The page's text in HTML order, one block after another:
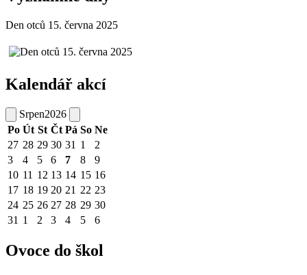
Den otců 15. června 2025
Kalendář akcí
Srpen2026
Po Út St Čt Pá So Ne
27 28 29 30 31 1
2
3
4 5 6 7 8
9
10 11 12 13 14 15 16
17 18 19 20 21 22 23
24 25 26 27 28 29 30
31 1 2 3 4 5 6
Ovoce do škol